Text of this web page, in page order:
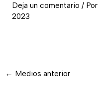
Deja un comentario / Por
2023
← Medios anterior